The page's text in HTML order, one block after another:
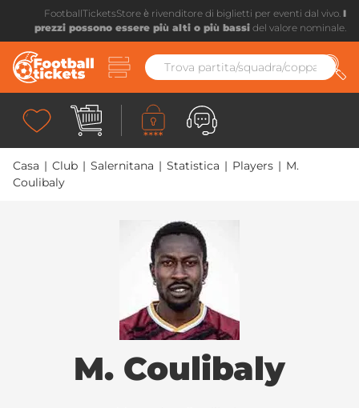
FootballTicketsStore è rivenditore di biglietti per eventi dal vivo. I
prezzi possono essere più alti o più bassi del valore nominale.
Casa | Club | Salernitana | Statistica | Players | M.
Coulibaly
M. Coulibaly